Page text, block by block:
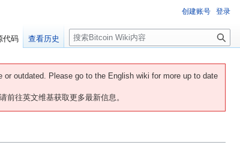
outdated. Please go to the English wiki for more up to date
往英文维基获取更多最新信息。
创建账号 登录
代码 查看历史
搜
索